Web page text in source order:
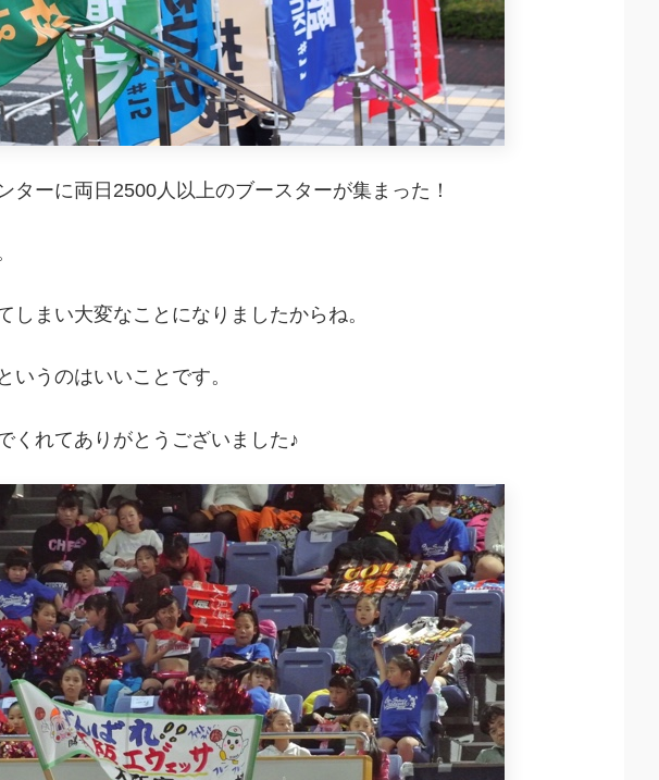
ターに両日2500人以上のブースターが集まった！
まい大変なことになりましたからね。
いうのはいいことです。
くれてありがとうございました♪